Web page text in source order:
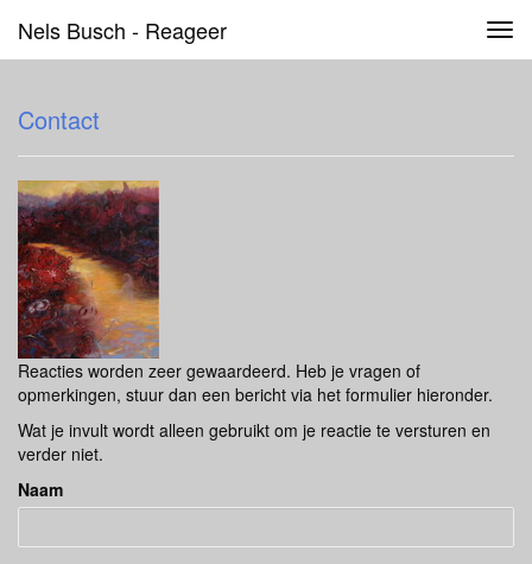
Nels Busch - Reageer
Contact
Reacties worden zeer gewaardeerd. Heb je vragen of
opmerkingen, stuur dan een bericht via het formulier hieronder.
Wat je invult wordt alleen gebruikt om je reactie te versturen en
verder niet.
Naam